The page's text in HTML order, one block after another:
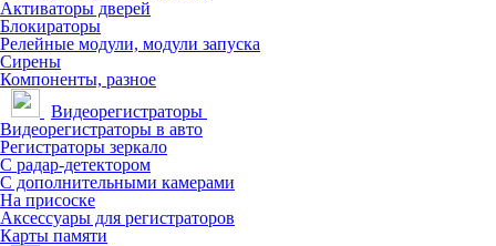
Активаторы дверей
Блокираторы
Релейные модули, модули запуска
Сирены
Компоненты, разное
Видеорегистраторы
Видеорегистраторы в авто
Регистраторы зеркало
С радар-детектором
С дополнительными камерами
На присоске
Аксессуары для регистраторов
Карты памяти